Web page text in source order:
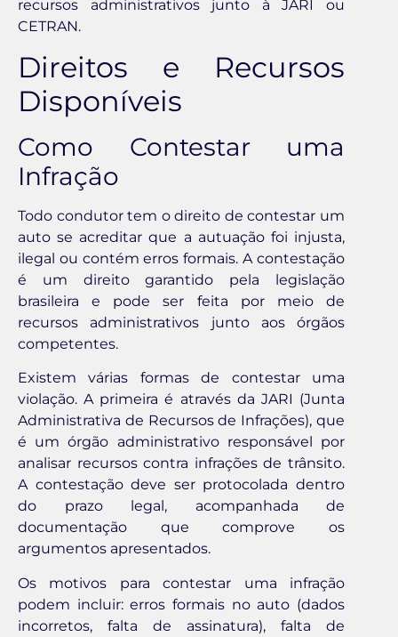
recursos administrativos junto à JARI ou
CETRAN.
Direitos e Recursos
Disponíveis
Como Contestar uma
Infração
Todo condutor tem o direito de contestar um
auto se acreditar que a autuação foi injusta,
ilegal ou contém erros formais. A contestação
é um direito garantido pela legislação
brasileira e pode ser feita por meio de
recursos administrativos junto aos órgãos
competentes.
Existem várias formas de contestar uma
violação. A primeira é através da JARI (Junta
Administrativa de Recursos de Infrações), que
é um órgão administrativo responsável por
analisar recursos contra infrações de trânsito.
A contestação deve ser protocolada dentro
do prazo legal, acompanhada de
documentação que comprove os
argumentos apresentados.
Os motivos para contestar uma infração
podem incluir: erros formais no auto (dados
incorretos, falta de assinatura), falta de